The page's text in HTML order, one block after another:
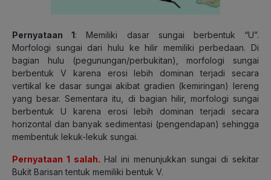
Pernyataan 1: Memiliki dasar sungai berbentuk “U”.
Morfologi sungai dari hulu ke hilir memiliki perbedaan. Di
bagian hulu (pegunungan/perbukitan), morfologi sungai
berbentuk V karena erosi lebih dominan terjadi secara
vertikal ke dasar sungai akibat gradien (kemiringan) lereng
yang besar. Sementara itu, di bagian hilir, morfologi sungai
berbentuk U karena erosi lebih dominan terjadi secara
horizontal dan banyak sedimentasi (pengendapan) sehingga
membentuk lekuk-lekuk sungai.
Pernyataan 1 salah. Hal ini menunjukkan sungai di sekitar
Bukit Barisan tentuk memiliki bentuk V.